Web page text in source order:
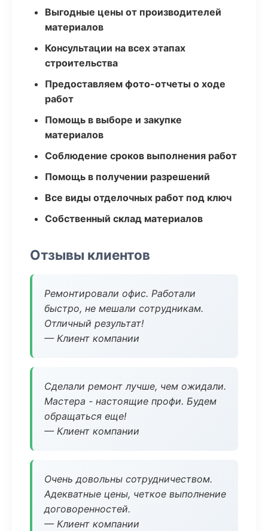
Выгодные цены от производителей
материалов
Консультации на всех этапах
строительства
Предоставляем фото-отчеты о ходе
работ
Помощь в выборе и закупке
материалов
Соблюдение сроков выполнения работ
Помощь в получении разрешений
Все виды отделочных работ под ключ
Собственный склад материалов
Отзывы клиентов
Ремонтировали офис. Работали
быстро, не мешали сотрудникам.
Отличный результат!
— Клиент компании
Сделали ремонт лучше, чем ожидали.
Мастера - настоящие профи. Будем
обращаться еще!
— Клиент компании
Очень довольны сотрудничеством.
Адекватные цены, четкое выполнение
договоренностей.
— Клиент компании